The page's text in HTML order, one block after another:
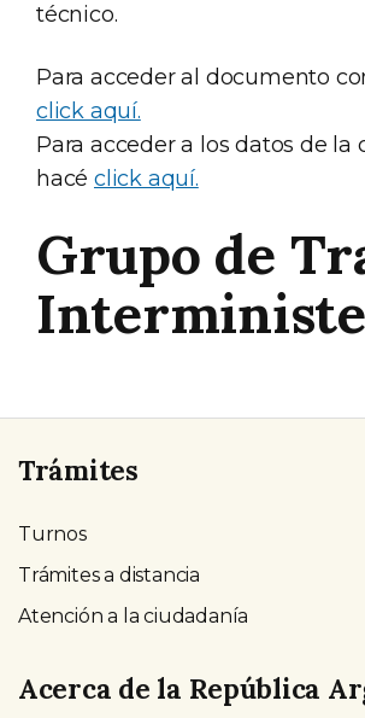
técnico.
Para acceder al documento
click aquí.
Para acceder a los datos de la
hacé click aquí.
Grupo de
Trámites
Turnos
Trámites a distancia
Atención a la ciudadanía
Acerca de la República